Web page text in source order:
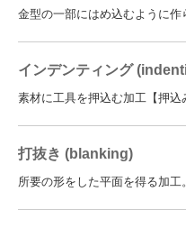
金型の一部にはめ込むように作
インデンティング
素材に工具を押込む加工【押込
打抜き (blanking)
所要の形をした平面を得る加工。